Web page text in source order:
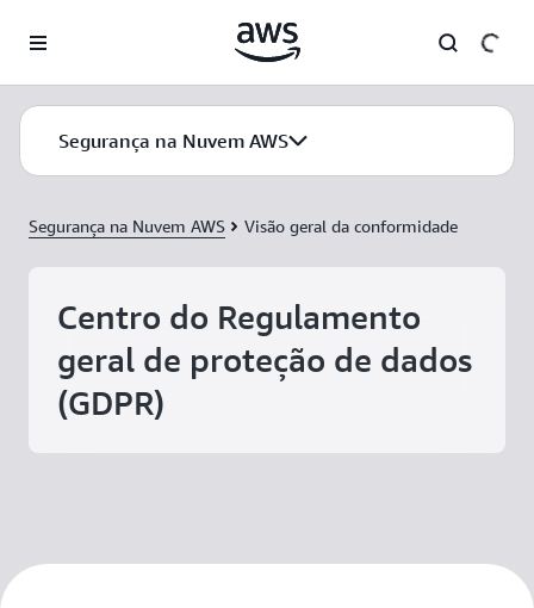
Pular para o conteúdo principal
Segurança na Nuvem AWS
Segurança na Nuvem AWS Visão geral da conformidade
Centro do Regulamento
geral de proteção de dados
(GDPR)